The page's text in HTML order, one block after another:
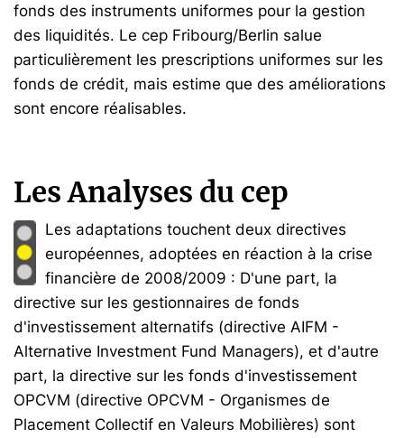
fonds des instruments uniformes pour la gestion
des liquidités. Le cep Fribourg/Berlin salue
particulièrement les prescriptions uniformes sur les
fonds de crédit, mais estime que des améliorations
sont encore réalisables.
Les Analyses du cep
Les adaptations touchent deux directives
européennes, adoptées en réaction à la crise
financière de 2008/2009 : D'une part, la
directive sur les gestionnaires de fonds
d'investissement alternatifs (directive AIFM -
Alternative Investment Fund Managers), et d'autre
part, la directive sur les fonds d'investissement
OPCVM (directive OPCVM - Organismes de
Placement Collectif en Valeurs Mobilières) sont